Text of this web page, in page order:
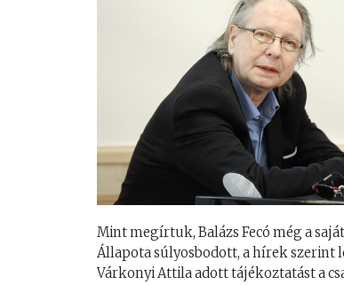
Mint megírtuk, Balázs Fecó még a
Állapota súlyosbodott, a hírek szerint
Várkonyi Attila adott tájékoztatást a